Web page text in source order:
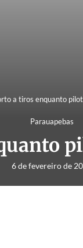
a tiros enquanto
Parauapebas
6 de fevereiro de